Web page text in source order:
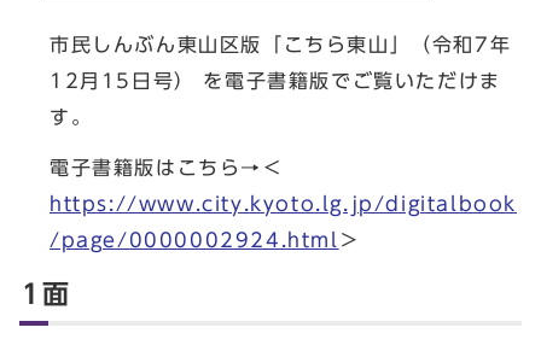
市民しんぶん東山区版「こちら東山」（令和7年
12月15日号） を電子書籍版でご覧いただけま
す。
電子書籍版はこちら→＜
https://www.city.kyoto.lg.jp/digitalbook
/page/0000002924.html
＞
1面